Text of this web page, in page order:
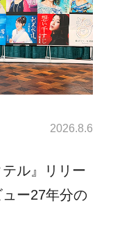
2026.8.6
ル』リリー
ー27年分の